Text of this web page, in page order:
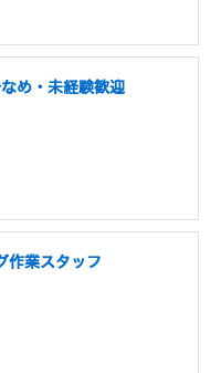
め・未経験歓迎
作業スタッフ